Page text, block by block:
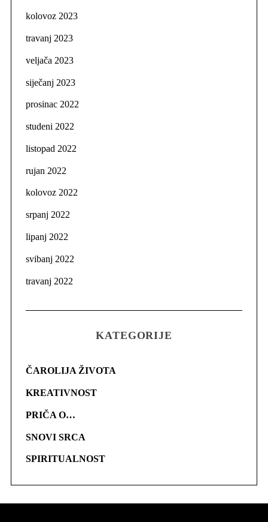
kolovoz 2023
travanj 2023
veljača 2023
siječanj 2023
prosinac 2022
studeni 2022
listopad 2022
rujan 2022
kolovoz 2022
srpanj 2022
lipanj 2022
svibanj 2022
travanj 2022
KATEGORIJE
ČAROLIJA ŽIVOTA
KREATIVNOST
PRIČA O…
SNOVI SRCA
SPIRITUALNOST